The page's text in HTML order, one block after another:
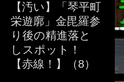
【汚い】「琴平町
栄遊廓」金毘羅参
り後の精進落と
しスポット！
【赤線！】（8）